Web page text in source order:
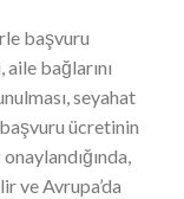
başvuru
bağlarını
seyahat
ücretinin
ve Avrupa’da